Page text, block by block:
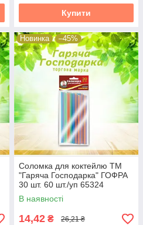
Купити
Новинка –45%
Соломка для коктейлю ТМ
"Гаряча Господарка" ГОФРА
30 шт. 60 шт./уп 65324
В наявності
14,42 ₴ 26,21 ₴